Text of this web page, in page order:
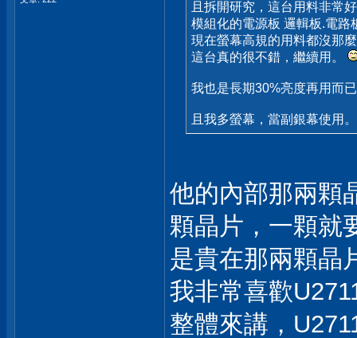
且拆開研究，這台用料非常
模組化的電源板 邏輯板.電路
現在螢幕高規的用料都沒那
這台真的很不錯，繼續用。
我也是長期30%亮度再用而
且我多螢幕，當副銀幕使用。
他的內部那兩顆
顆晶片，一顆就
是貴在那兩顆晶
我非常喜歡
整體來講，